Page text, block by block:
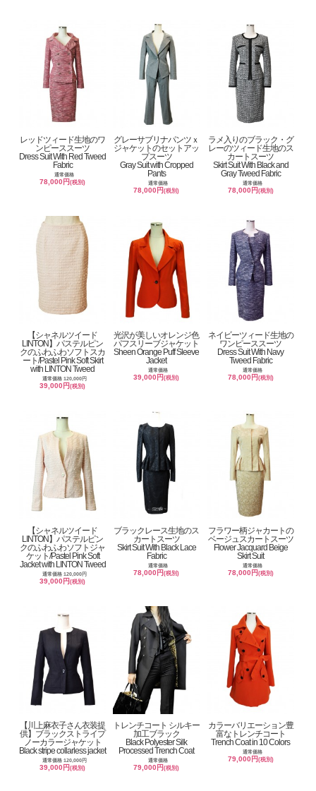
レッドツィード生地のワ
ンピーススーツ
Dress Suit With Red Tweed
Fabric
通常価格
78,000円(税別)
グレーサブリナパンツｘ
ジャケットのセットアッ
プスーツ
Gray Suit with Cropped
Pants
通常価格
78,000円(税別)
ラメ入りのブラック・グ
レーのツィード生地のス
カートスーツ
Skirt Suit With Black and
Gray Tweed Fabric
通常価格
78,000円 (税別)
【シャネルツイード
LINTON】パステルピン
クのふわふわソフトスカ
ート/Pastel Pink Soft Skirt
with LINTON Tweed
通常価格 120,000円
39,000円(税別)
光沢が美しいオレンジ色
パフスリーブジャケット
Sheen Orange Puff Sleeve
Jacket
通常価格
39,000円(税別)
ネイビーツィード生地の
ワンピーススーツ
Dress Suit With Navy
Tweed Fabric
通常価格
78,000円 (税別)
【シャネルツイード
LINTON】パステルピン
クのふわふわソフトジャ
ケット/Pastel Pink Soft
Jacket with LINTON Tweed
通常価格 120,000円
39,000円(税別)
ブラックレース生地のス
カートスーツ
Skirt Suit With Black Lace
Fabric
通常価格
78,000円(税別)
フラワー柄ジャカートの
ベージュスカートスーツ
Flower Jacquard Beige
Skirt Suit
通常価格
78,000円 (税別)
【川上麻衣子さん衣装提
供】ブラックストライプ
ノーカラージャケット
Black stripe collarless jacket
通常価格 120,000円
39,000円(税別)
トレンチコート シルキー
加工ブラック
Black Polyester Silk
Processed Trench Coat
通常価格
79,000円(税別)
カラーバリエーション豊
富なトレンチコート
Trench Coat in 10 Colors
通常価格
79,000円 (税別)